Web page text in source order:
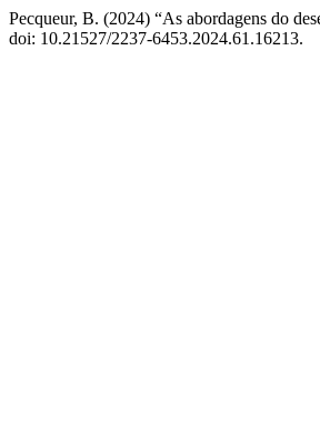
Pecqueur, B. (2024) “As abordagens do
doi: 10.21527/2237-6453.2024.61.16213.